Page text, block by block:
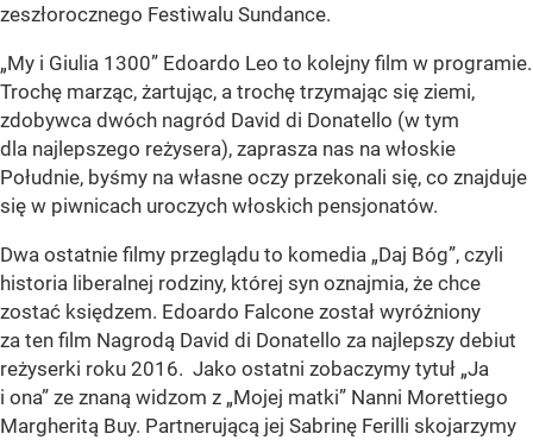
zeszłorocznego Festiwalu Sundance.
„My i Giulia 1300” Edoardo Leo to kolejny film w programie.
Trochę marząc, żartując, a trochę trzymając się ziemi,
zdobywca dwóch nagród David di Donatello (w tym
dla najlepszego reżysera), zaprasza nas na włoskie
Południe, byśmy na własne oczy przekonali się, co znajduje
się w piwnicach uroczych włoskich pensjonatów.
Dwa ostatnie filmy przeglądu to komedia „Daj Bóg”, czyli
historia liberalnej rodziny, której syn oznajmia, że chce
zostać księdzem. Edoardo Falcone został wyróżniony
za ten film Nagrodą David di Donatello za najlepszy debiut
reżyserki roku 2016. Jako ostatni zobaczymy tytuł „Ja
i ona” ze znaną widzom z „Mojej matki” Nanni Morettiego
Margheritą Buy. Partnerującą jej Sabrinę Ferilli skojarzymy